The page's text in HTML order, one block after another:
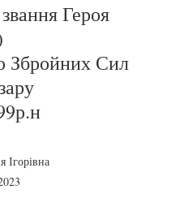
Героя
Збройних Сил
Ігорівна